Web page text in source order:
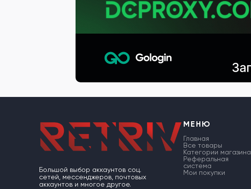
Большой выбор аккаунтов соц.
сетей, мессенджеров, почтовых
аккаунтов и многое другое.
МЕНЮ
Главная
Все товары
Категории магазина
Реферальная
система
Мои покупки